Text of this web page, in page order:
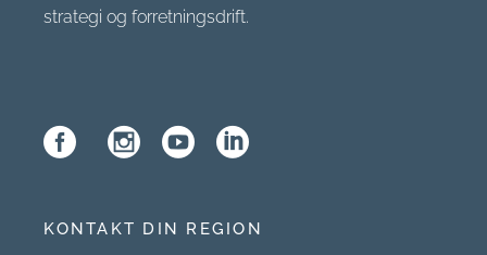
strategi og forretningsdrift.
KONTAKT DIN REGION